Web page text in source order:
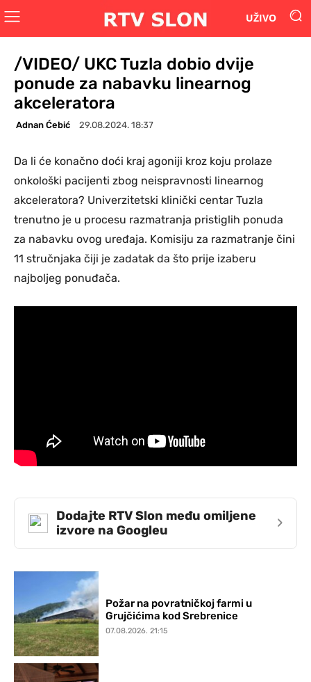
UŽIVO
/VIDEO/ UKC Tuzla dobio dvije
ponude za nabavku linearnog
akceleratora
Adnan Ćebić 29.08.2024. 18:37
Da li će konačno doći kraj agoniji kroz koju prolaze
onkološki pacijenti zbog neispravnosti linearnog
akceleratora? Univerzitetski klinički centar Tuzla
trenutno je u procesu razmatranja pristiglih ponuda
za nabavku ovog uređaja. Komisiju za razmatranje čini
11 stručnjaka čiji je zadatak da što prije izaberu
najboljeg ponuđača.
Dodajte RTV Slon među omiljene
izvore na Googleu
›
Požar na povratničkoj farmi u
Grujčićima kod Srebrenice
07.08.2026. 21:15